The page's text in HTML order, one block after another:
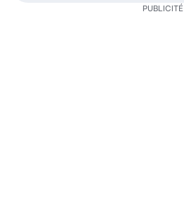
PUBLICITÉ